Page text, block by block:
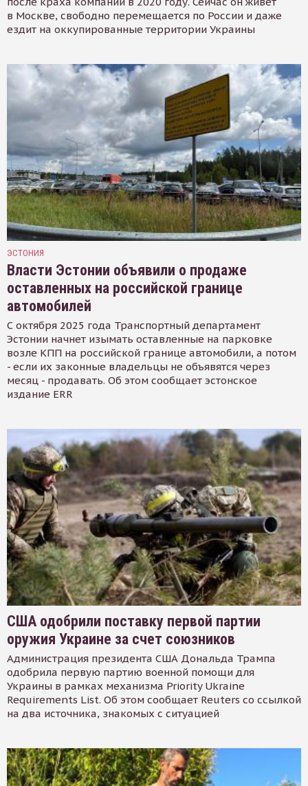
в Москве, свободно перемещается по России и даже
ездит на оккупированные территории Украины
ЭСТОНИЯ
Власти Эстонии объявили о продаже
оставленных на российской границе
автомобилей
С октября 2025 года Транспортный департамент
Эстонии начнет изымать оставленные на парковке
возле КПП на российской границе автомобили, а потом
- если их законные владельцы не объявятся через
месяц - продавать. Об этом сообщает эстонское
издание ERR
США одобрили поставку первой партии
оружия Украине за счет союзников
Администрация президента США Дональда Трампа
одобрила первую партию военной помощи для
Украины в рамках механизма Priority Ukraine
Requirements List. Об этом сообщает Reuters со ссылкой
на два источника, знакомых с ситуацией